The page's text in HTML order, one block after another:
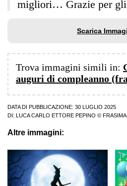
migliori… Grazie per
Scarica
Trova immagini simili in:
auguri di compleanno
DATA DI PUBBLICAZIONE: 30 LUGLIO 2025
DI:
LUCA CARLO ETTORE PEPINO ©
Altre immagini: